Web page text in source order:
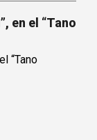
en el “Tano